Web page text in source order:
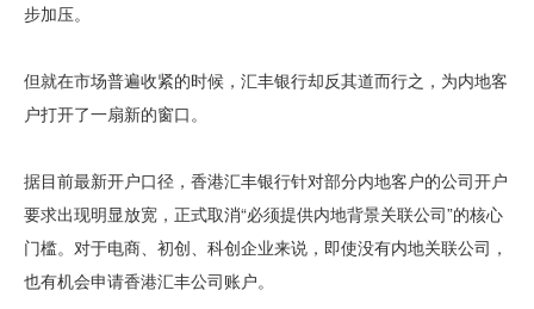
步加压。
但就在市场普遍收紧的时候，汇丰银行却反其道而行之，为内地客
户打开了一扇新的窗口。
据目前最新开户口径，香港汇丰银行针对部分内地客户的公司开户
要求出现明显放宽，正式取消“必须提供内地背景关联公司”的核心
门槛。对于电商、初创、科创企业来说，即使没有内地关联公司，
也有机会申请香港汇丰公司账户。